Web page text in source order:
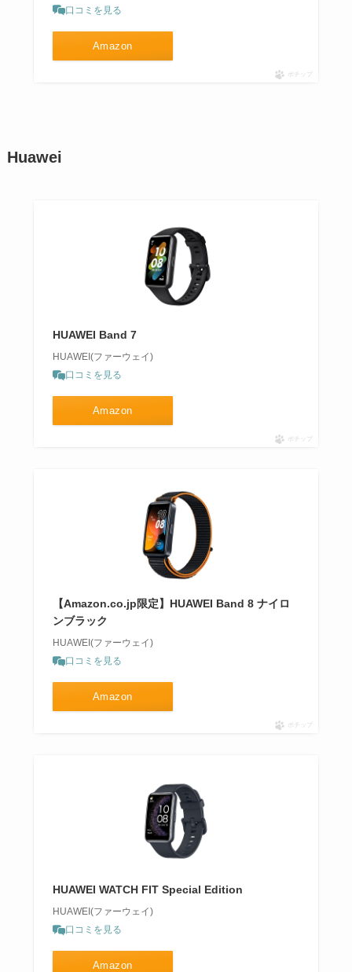
口コミを見る
Amazon
ポチップ
Huawei
HUAWEI Band 7
HUAWEI(ファーウェイ)
口コミを見る
Amazon
ポチップ
【Amazon.co.jp限定】HUAWEI Band 8 ナイロ
ンブラック
HUAWEI(ファーウェイ)
口コミを見る
Amazon
ポチップ
HUAWEI WATCH FIT Special Edition
HUAWEI(ファーウェイ)
口コミを見る
Amazon